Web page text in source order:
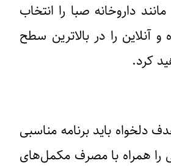
داروخانه صبا را انتخاب
آنلاین را در بالاترین سطح
کرد.
دلخواه باید برنامه مناسبی
را همراه با مصرف مکمل‌های